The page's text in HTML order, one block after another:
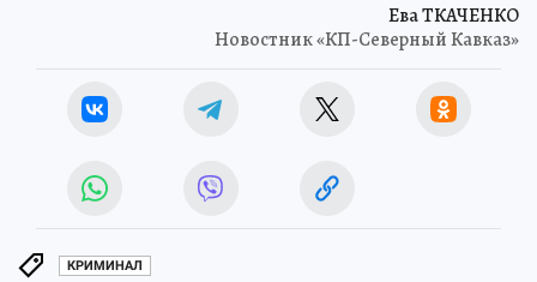
Ева ТКАЧЕНКО
Новостник «КП-Северный Кавказ»
КРИМИНАЛ